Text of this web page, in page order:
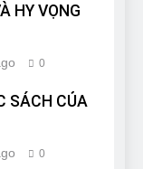
HY VỌNG
0
SÁCH CỦA
0